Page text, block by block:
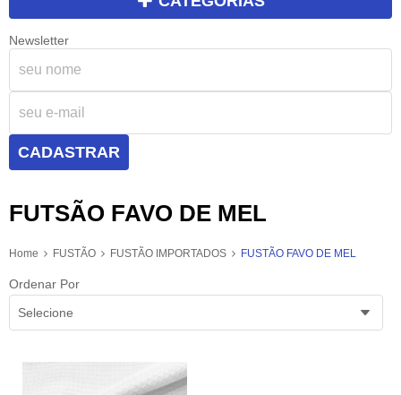
Newsletter
CADASTRAR
FUTSÃO FAVO DE MEL
Home FUSTÃO FUSTÃO IMPORTADOS FUSTÃO FAVO DE MEL
Ordenar Por
Selecione